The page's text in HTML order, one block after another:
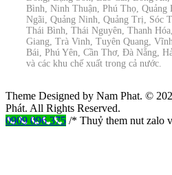
Bình, Ninh Thuận, Phú Thọ, Quảng
Ngãi, Quảng Ninh, Quảng Trị, Sóc
Thái Bình, Thái Nguyên, Thanh
Giang, Trà Vinh, Tuyên Quang,
Bái, Phú Yên, Cần Thơ, Đà Nẵng,
và các khu chế xuất trong cả nước.
Theme Designed by Nam Phat. ©
Phát. All Rights Reserved.
0909 096 375 /* Thuỷ them nut zalo